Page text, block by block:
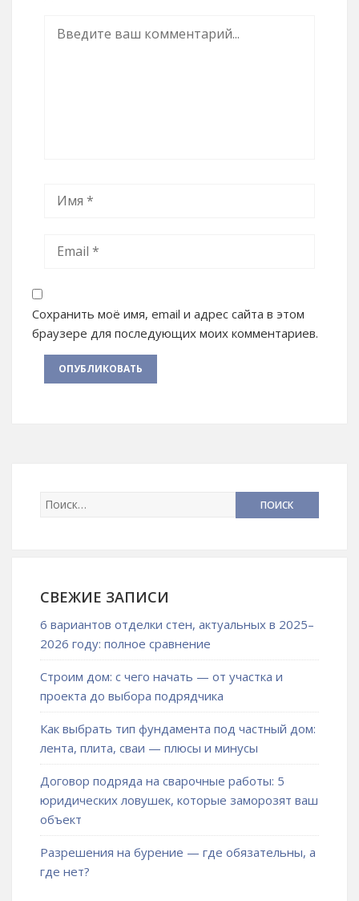
Сохранить моё имя, email и адрес сайта в этом
браузере для последующих моих комментариев.
СВЕЖИЕ ЗАПИСИ
6 вариантов отделки стен, актуальных в 2025–
2026 году: полное сравнение
Строим дом: с чего начать — от участка и
проекта до выбора подрядчика
Как выбрать тип фундамента под частный дом:
лента, плита, сваи — плюсы и минусы
Договор подряда на сварочные работы: 5
юридических ловушек, которые заморозят ваш
объект
Разрешения на бурение — где обязательны, а
где нет?